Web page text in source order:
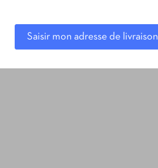
Saisir mon adresse de livraison